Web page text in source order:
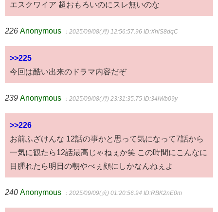
エスクワイア 超おもろいのにスレ無いのな
226 Anonymous ：2025/09/08(月) 12:56:57.96 ID:XhlS8dqC
>>225
今回は酷い出来のドラマ内容だぞ
239 Anonymous ：2025/09/08(月) 23:31:35.75 ID:34lWb09y
>>226
お前ふざけんな 12話の事かと思って気になって7話から
一気に観たら12話最高じゃねぇか笑 この時間にこんなに
目腫れたら明日の朝やべぇ顔にしかなんねぇよ
240 Anonymous ：2025/09/09(火) 01:20:56.94 ID:RBK2nE0m